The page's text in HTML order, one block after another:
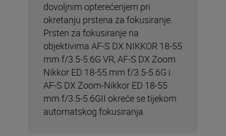
dovoljnim opterećenjem pri
okretanju prstena za fokusiranje.
Prsten za fokusiranje na
objektivima AF-S DX NIKKOR 18-55
mm f/3.5-5.6G VR, AF-S DX Zoom
Nikkor ED 18-55 mm f/3.5-5.6G i
AF-S DX Zoom-Nikkor ED 18-55
mm f/3.5-5.6GII okreće se tijekom
automatskog fokusiranja.